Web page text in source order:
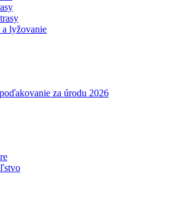
lyžovanie
za úrodu 2026